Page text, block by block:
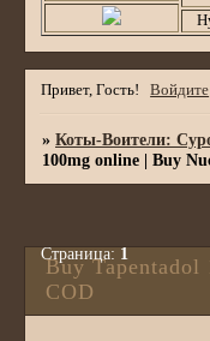
Привет, Гость! Войдите
»Коты-Воители:
100mg online | Buy
Buy Tapentadol
COD
Страница:1